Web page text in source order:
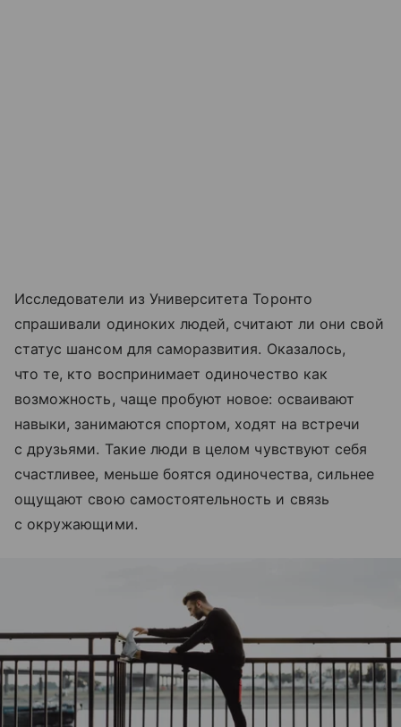
Исследователи из Университета Торонто
спрашивали одиноких людей, считают ли они свой
статус шансом для саморазвития. Оказалось,
что те, кто воспринимает одиночество как
возможность, чаще пробуют новое: осваивают
навыки, занимаются спортом, ходят на встречи
с друзьями. Такие люди в целом чувствуют себя
счастливее, меньше боятся одиночества, сильнее
ощущают свою самостоятельность и связь
с окружающими.